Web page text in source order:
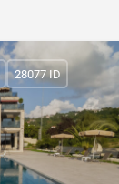
28077 ID